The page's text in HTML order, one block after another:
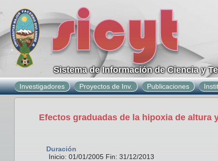
Sistema de Información de Ciencia y
Investigadores Proyectos de Inv. Publicaciones
Efectos graduadas de la hipoxia de altura
Duración
Inicio: 01/01/2005 Fin: 31/12/2013